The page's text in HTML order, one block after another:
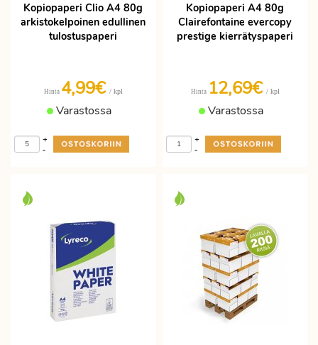
Kopiopaperi Clio A4 80g
arkistokelpoinen edullinen
tulostuspaperi
Hinta 4,99€ / kpl
Varastossa
-
+
Kopiopaperi A4 80g
Clairefontaine evercopy
prestige kierrätyspaperi
Hinta 12,69€ / kpl
Varastossa
-
+